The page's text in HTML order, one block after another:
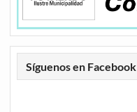
Síguenos en Facebook